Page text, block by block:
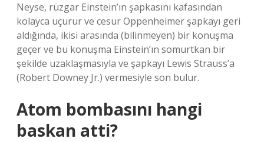
Neyse, rüzgar Einstein’ın şapkasını kafasından
kolayca uçurur ve cesur Oppenheimer şapkayı geri
aldığında, ikisi arasında (bilinmeyen) bir konuşma
geçer ve bu konuşma Einstein’ın somurtkan bir
şekilde uzaklaşmasıyla ve şapkayı Lewis Strauss’a
(Robert Downey Jr.) vermesiyle son bulur.
Atom bombasını hangi
baskan atti?